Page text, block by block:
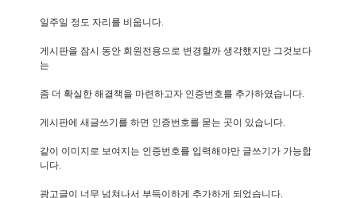
일주일 정도 자리를 비웁니다.
게시판을 잠시 동안 회원전용으로 변경할까 생각했지만 그것보다
는
좀 더 확실한 해결책을 마련하고자 인증번호를 추가하였습니다.
게시판에 새글쓰기를 하면 인증번호를 묻는 곳이 있습니다.
같이 이미지로 보여지는 인증번호를 입력해야만 글쓰기가 가능합
니다.
광고글이 너무 넘쳐나서 부득이하게 추가하게 되었습니다.